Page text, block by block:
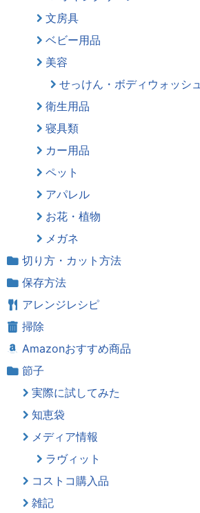
文房具
ベビー用品
美容
せっけん・ボディウォッシュ
衛生用品
寝具類
カー用品
ペット
アパレル
お花・植物
メガネ
切り方・カット方法
保存方法
アレンジレシピ
掃除
Amazonおすすめ商品
節子
実際に試してみた
知恵袋
メディア情報
ラヴィット
コストコ購入品
雑記